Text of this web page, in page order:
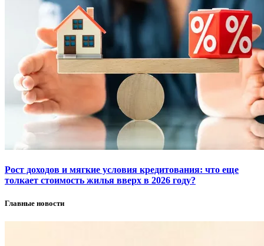
Рост доходов и мягкие условия кредитования: что еще
толкает стоимость жилья вверх в 2026 году?
Главные новости